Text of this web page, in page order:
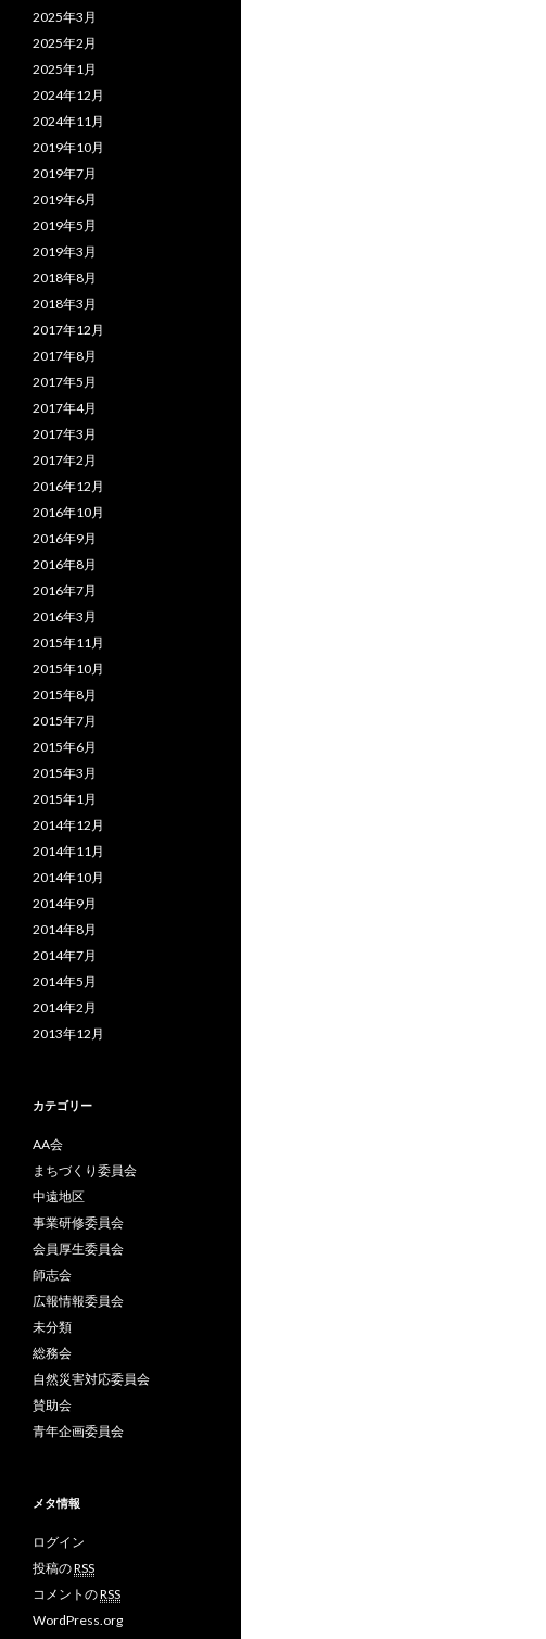
2025年3月
2025年2月
2025年1月
2024年12月
2024年11月
2019年10月
2019年7月
2019年6月
2019年5月
2019年3月
2018年8月
2018年3月
2017年12月
2017年8月
2017年5月
2017年4月
2017年3月
2017年2月
2016年12月
2016年10月
2016年9月
2016年8月
2016年7月
2016年3月
2015年11月
2015年10月
2015年8月
2015年7月
2015年6月
2015年3月
2015年1月
2014年12月
2014年11月
2014年10月
2014年9月
2014年8月
2014年7月
2014年5月
2014年2月
2013年12月
カテゴリー
AA会
まちづくり委員会
中遠地区
事業研修委員会
会員厚生委員会
師志会
広報情報委員会
未分類
総務会
自然災害対応委員会
賛助会
青年企画委員会
メタ情報
ログイン
投稿のRSS
コメントのRSS
WordPress.org